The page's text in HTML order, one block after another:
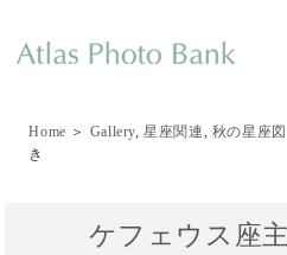
Home ＞ Gallery,星座関連, 秋の星座図
き
ケフェウス座